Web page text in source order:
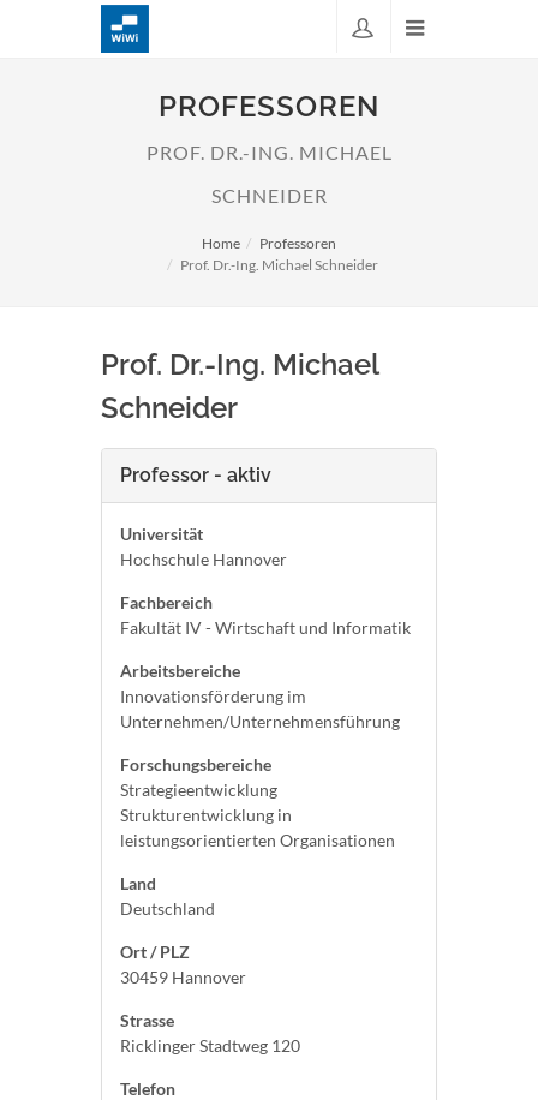
PROFESSOREN
PROF. DR.-ING. MICHAEL
SCHNEIDER
Home
Professoren
Prof. Dr.-Ing. Michael Schneider
Prof. Dr.-Ing. Michael
Schneider
Professor - aktiv
Universität
Hochschule Hannover
Fachbereich
Fakultät IV - Wirtschaft und Informatik
Arbeitsbereiche
Innovationsförderung im
Unternehmen/Unternehmensführung
Forschungsbereiche
Strategieentwicklung
Strukturentwicklung in
leistungsorientierten Organisationen
Land
Deutschland
Ort / PLZ
30459 Hannover
Strasse
Ricklinger Stadtweg 120
Telefon